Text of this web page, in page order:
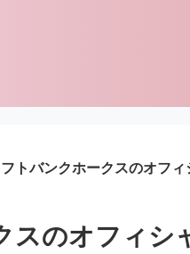
トバンクホークスのオフ
スのオフィシ